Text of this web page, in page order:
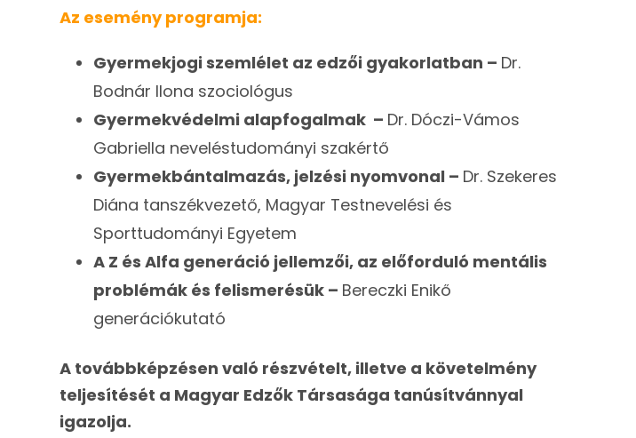
Az esemény programja:
Gyermekjogi szemlélet az edzői gyakorlatban – Dr.
Bodnár Ilona szociológus
Gyermekvédelmi alapfogalmak – Dr. Dóczi-Vámos
Gabriella neveléstudományi szakértő
Gyermekbántalmazás, jelzési nyomvonal – Dr. Szekeres
Diána tanszékvezető, Magyar Testnevelési és
Sporttudományi Egyetem
A Z és Alfa generáció jellemzői, az előforduló mentális
problémák és felismerésük – Bereczki Enikő
generációkutató
A továbbképzésen való részvételt, illetve a követelmény
teljesítését a Magyar Edzők Társasága tanúsítvánnyal
igazolja.